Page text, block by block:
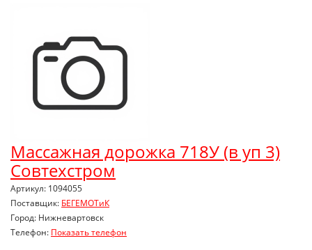
Массажная дорожка 718У (в уп 3)
Совтехстром
Артикул: 1094055
Поставщик: БЕГЕМОТиК
Город: Нижневартовск
Телефон: Показать телефон